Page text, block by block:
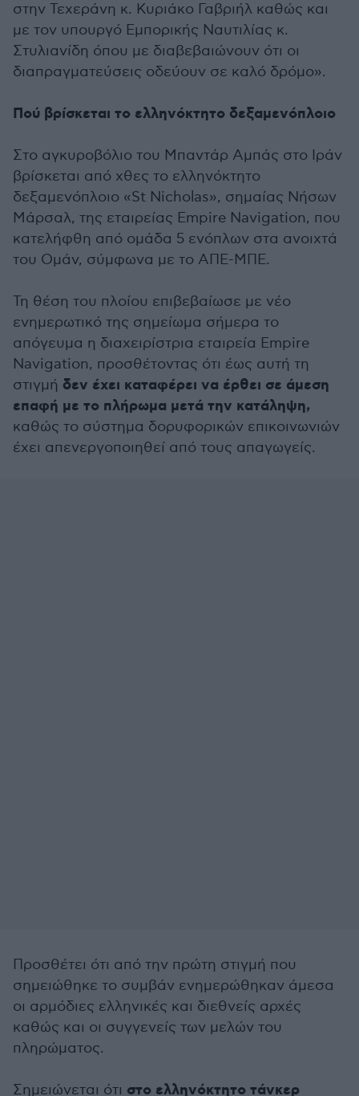
στην Τεχεράνη κ. Κυριάκο Γαβριήλ καθώς και
με τον υπουργό Εμπορικής Ναυτιλίας κ.
Στυλιανίδη όπου με διαβεβαιώνουν ότι οι
διαπραγματεύσεις οδεύουν σε καλό δρόμο».
Πού βρίσκεται το ελληνόκτητο δεξαμενόπλοιο
Στο αγκυροβόλιο του Μπαντάρ Αμπάς στο Ιράν
βρίσκεται από χθες το ελληνόκτητο
δεξαμενόπλοιο «St Nicholas», σημαίας Νήσων
Μάρσαλ, της εταιρείας Empire Navigation, που
κατελήφθη από ομάδα 5 ενόπλων στα ανοιχτά
του Ομάν, σύμφωνα με το ΑΠΕ-ΜΠΕ.
Τη θέση του πλοίου επιβεβαίωσε με νέο
ενημερωτικό της σημείωμα σήμερα το
απόγευμα η διαχειρίστρια εταιρεία Empire
Navigation, προσθέτοντας ότι έως αυτή τη
στιγμή δεν έχει καταφέρει να έρθει σε άμεση
επαφή με το πλήρωμα μετά την κατάληψη,
καθώς το σύστημα δορυφορικών επικοινωνιών
έχει απενεργοποιηθεί από τους απαγωγείς.
Προσθέτει ότι από την πρώτη στιγμή που
σημειώθηκε το συμβάν ενημερώθηκαν άμεσα
οι αρμόδιες ελληνικές και διεθνείς αρχές
καθώς και οι συγγενείς των μελών του
πληρώματος.
Σημειώνεται ότι στο ελληνόκτητο τάνκερ